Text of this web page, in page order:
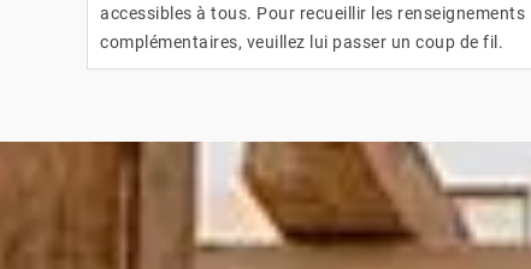
accessibles à tous. Pour recueillir les renseignements
complémentaires, veuillez lui passer un coup de fil.